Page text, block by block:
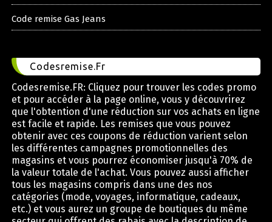
Code remise Gas Jeans
Codesremise.Fr
Codesremise.FR: Cliquez pour trouver les codes promo
et pour accéder à la page online, vous y découvrirez
que l'obtention d'une réduction sur vos achats en ligne
est facile et rapide. Les remises que vous pouvez
obtenir avec ces coupons de réduction varient selon
les différentes campagnes promotionnelles des
magasins et vous pourrez économiser jusqu'à 70% de
la valeur totale de l'achat. Vous pouvez aussi afficher
tous les magasins compris dans une des nos
catégories (mode, voyages, informatique, cadeaux,
etc.) et vous aurez un groupe de boutiques du même